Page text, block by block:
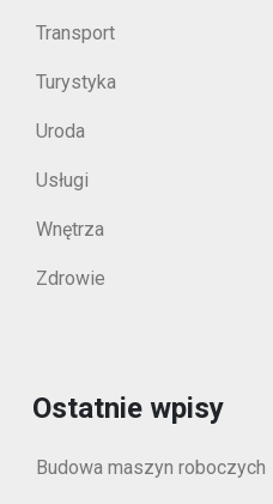
Transport
Turystyka
Uroda
Usługi
Wnętrza
Zdrowie
Ostatnie wpisy
Budowa maszyn roboczych